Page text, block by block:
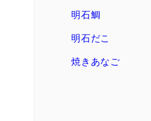
明石鯛
明石だこ
焼きあなご